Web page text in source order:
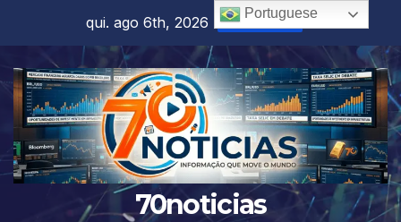
content
qui. ago 6th, 2026 10:35:21 AM
70noticias
Portuguese